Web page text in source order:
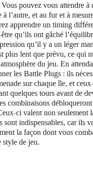
Vous pouvez vous attendre à
l’autre, et au fur et à
apprendre un timing
qu’ils ont gâché
qu’il y a un léger
plus lent que prévu, ce qui
du jeu. En
les Battle Plugs : ils
sur chaque île, et
quelques tours avant de
combinaisons
ci valent non seulement
sont indispensables, car ils
la façon dont vous
style de jeu.